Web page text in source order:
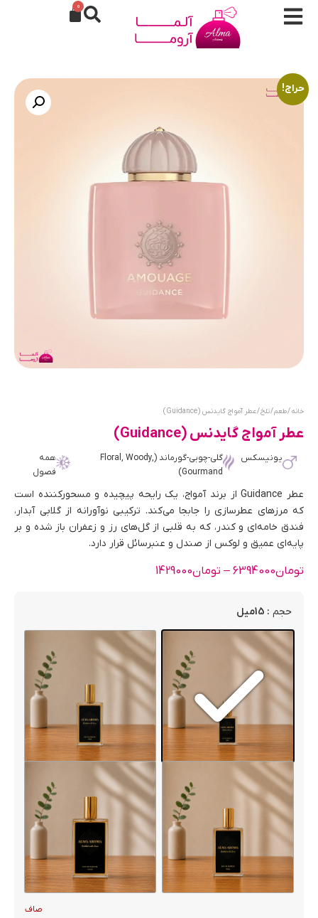
0
حراج!
خانه/طعم/تلخ/ عطر آمواج گایدنس (Guidance)
عطر آمواج گایدنس (Guidance)
یونیسکس
گلی-چوبی-گورماند (Floral, Woody,
Gourmand)
همه
فصول
عطر Guidance از برند آمواج، یک رایحه پیچیده و مسحورکننده است
که مرزهای عطرسازی را جابجا می‌کند. ترکیبی نوآورانه از گلابی آبدار،
فندق خامه‌ای و کندر، که به قلبی از گل‌های رز و زعفران باز شده و بر
پایه‌ای عمیق و لوکس از صندل و عنبرسائل قرار دارد.
تومان6394000
– تومان1429000
حجم : 15میل
صاف